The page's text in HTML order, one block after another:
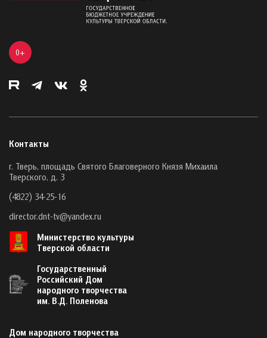
0+
Контакты
г. Тверь, площадь Святого Благоверного Князя Михаила
Тверского, д. 3
(4822) 34-25-16
director.dnt-tv@yandex.ru
Министерство культуры
Тверской области
Государственный
Российский Дом
народного творчества
им. В.Д. Поленова
Дом народного творчества